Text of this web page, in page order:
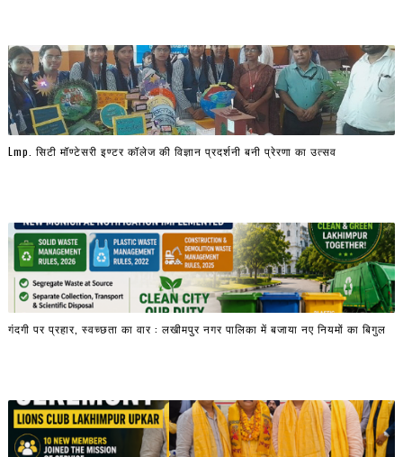
Lmp. सिटी मॉण्टेसरी इण्टर कॉलेज की विज्ञान प्रदर्शनी बनी प्रेरणा का उत्सव
गंदगी पर प्रहार, स्वच्छता का वार : लखीमपुर नगर पालिका में बजाया नए नियमों का बिगुल